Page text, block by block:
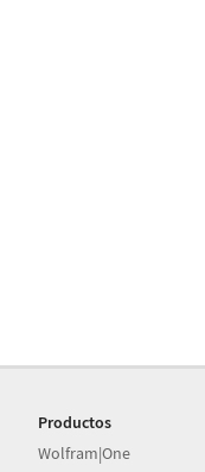
Productos
Wolfram|One